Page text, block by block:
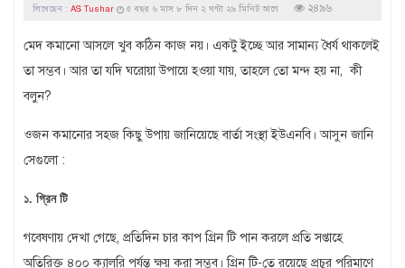
লিখেছেন : AS Tushar ৫ বছর ৬ মাস ৮ দিন ২ ঘন্টা ২৯ মিনিট আগে ২৪৯৬
মেদ কমানো আসলে খুব কঠিন কাজ নয়। একটু ইচ্ছে আর সামান্য ধৈর্য থাকলেই
তা সম্ভব। আর তা যদি ঘরোয়া উপায়ে হওয়া যায়, তাহলে তো মন্দ হয় না, কী
বলুন?
ওজন কমানোর সহজ কিছু উপায় জানিয়েছে বার্তা সংস্থা ইউএনবি। আসুন জানি
সেগুলো :
১. গ্রিন টি
গবেষণায় দেখা গেছে, প্রতিদিন চার কাপ গ্রিন টি পান করলে প্রতি সপ্তাহে
অতিরিক্ত ৪০০ ক্যালরি পর্যন্ত ক্ষয় করা সম্ভব। গ্রিন টি-তে রয়েছে প্রচুর পরিমাণে